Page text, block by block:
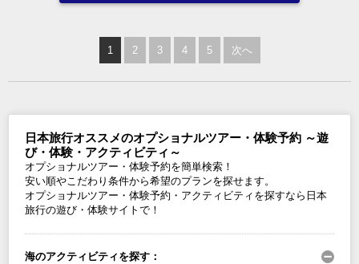
1 2 3 4 5 次へ
日本旅行オススメのオプショナルツアー・体験予約 ～遊
び・体験・アクティビティ～
オプショナルツアー・体験予約を簡単検索！
安い順やこだわり条件から希望のプランを探せます。
オプショナルツアー・体験予約・アクティビティを探すなら日本
旅行の遊び・体験サイトで！
海のアクティビティを探す：